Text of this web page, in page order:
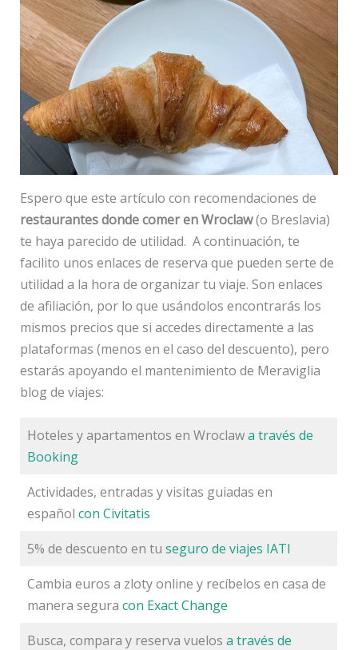
Espero que este artículo con recomendaciones de
restaurantes donde comer en Wroclaw(o Breslavia)
te haya parecido de utilidad. A continuación, te
facilito unos enlaces de reserva que pueden serte de
utilidad a la hora de organizar tu viaje. Son enlaces
de afiliación, por lo que usándolos encontrarás los
mismos precios que si accedes directamente a las
plataformas (menos en el caso del descuento), pero
estarás apoyando el mantenimiento de Meraviglia
blog de viajes:
Hoteles y apartamentos en Wroclawa través de
Booking
Actividades, entradas y visitas guiadas en
español con Civitatis
5% de descuento en tu seguro de viajes IATI
Cambia euros a zloty online y recíbelos en casa de
manera segura con Exact Change
Busca, compara y reserva vuelos a través de